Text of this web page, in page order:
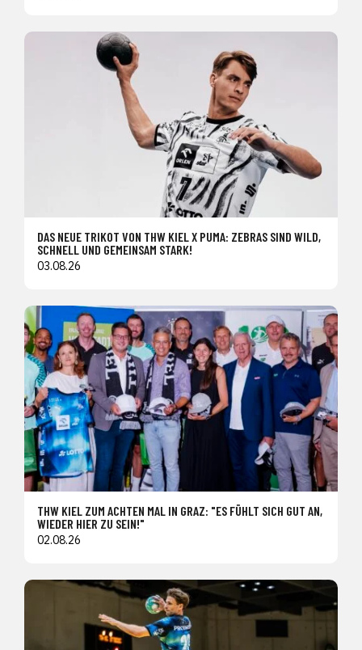
DAS NEUE TRIKOT VON THW KIEL X PUMA: ZEBRAS SIND WILD,
SCHNELL UND GEMEINSAM STARK!
03.08.26
THW KIEL ZUM ACHTEN MAL IN GRAZ: "ES FÜHLT SICH GUT AN,
WIEDER HIER ZU SEIN!"
02.08.26